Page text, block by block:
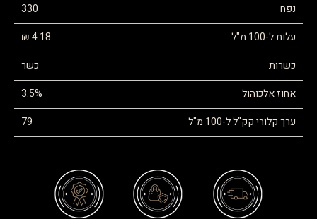
נפח
330
עלות ל-100 מ"ל
4.18 ₪
כשרות
כשר
אחוז אלכוהול
3.5%
ערך קלורי קק"ל ל-100 מ"ל
79